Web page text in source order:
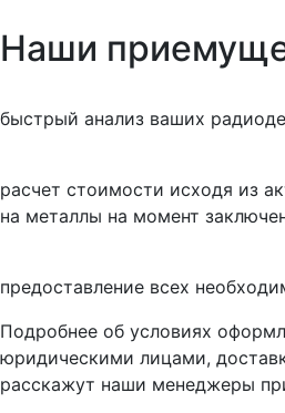
Наши
быстрый анализ ваших
расчет стоимости исходя из
на металлы на момент
предоставление всех
Подробнее об условиях
юридическими лицами,
расскажут наши менеджеры